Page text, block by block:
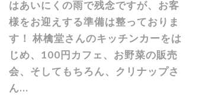
はあいにくの雨で残念ですが、お客
様をお迎えする準備は整っておりま
す！ 林檎堂さんのキッチンカーをは
じめ、100円カフェ、お野菜の販売
会、そしてもちろん、クリナップさ
ん...